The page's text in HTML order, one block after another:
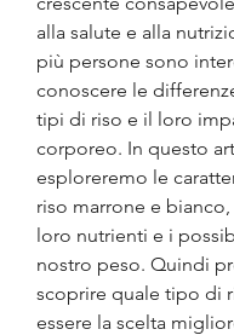
alla salute e alla
più persone sono
conoscere le
tipi di riso e il loro
corporeo. In questo
esploreremo le
riso marrone e
loro nutrienti e i
nostro peso. Quindi
scoprire quale tipo di
essere la scelta